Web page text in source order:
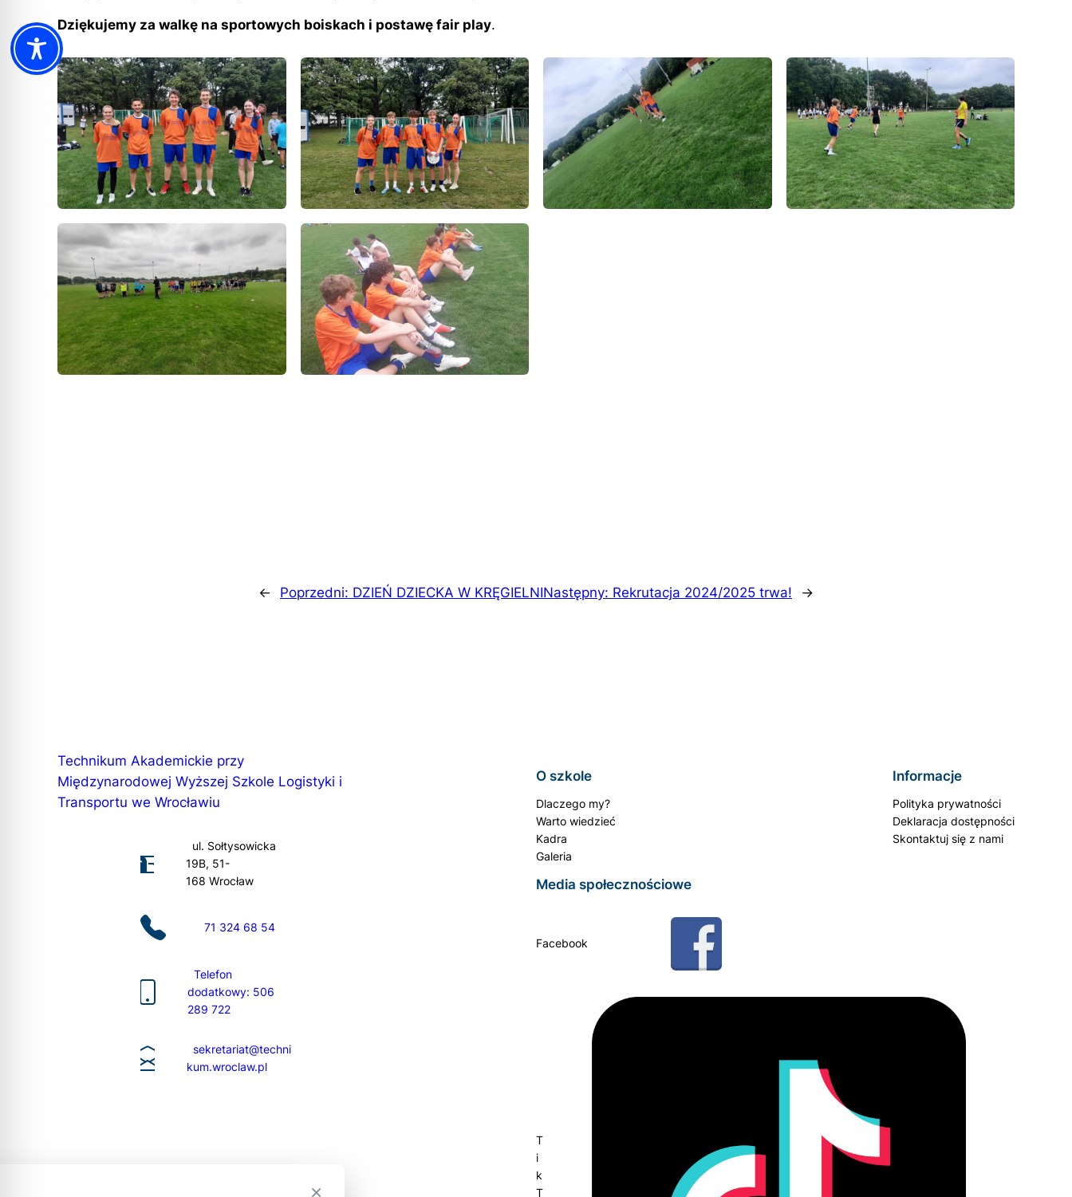
Dziękujemy za walkę na sportowych boiskach i postawę fair play.
← Poprzedni: DZIEŃ DZIECKA W KRĘGIELNINastępny: Rekrutacja 2024/2025 trwa! →
Technikum Akademickie przy
Międzynarodowej Wyższej Szkole Logistyki i
Transportu we Wrocławiu
ul. Sołtysowicka
19B, 51-
168 Wrocław
71 324 68 54
Telefon
dodatkowy: 506
289 722
sekretariat@techni
kum.wroclaw.pl
O szkole
Dlaczego my?
Warto wiedzieć
Kadra
Galeria
Informacje
Polityka prywatności
Deklaracja dostępności
Skontaktuj się z nami
Media społecznościowe
Facebook
T
i
k
T